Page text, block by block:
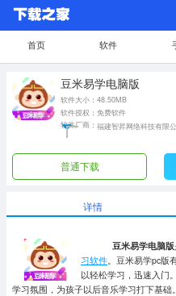
首页 软件
豆米易学电脑版
软件大小：48.50MB
软件授权：免费软件
软件厂商： 福建智昇网络科技有限
普通下载
详情
豆米易学电脑版
习软件 。豆米易学pc
以轻松学习，迅速入门
学习氛围，为孩子以后音乐学习打下基础。